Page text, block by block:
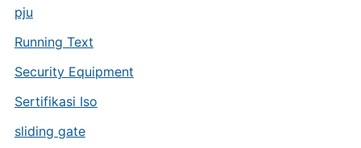
pju
Running Text
Security Equipment
Sertifikasi Iso
sliding gate